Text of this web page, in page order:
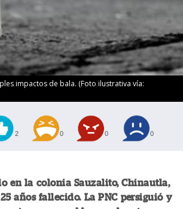
impactos de bala. (Foto ilustrativa vía:
2 0 0 0
en la colonia Sauzalito, Chinautla,
años fallecido. La PNC persiguió y